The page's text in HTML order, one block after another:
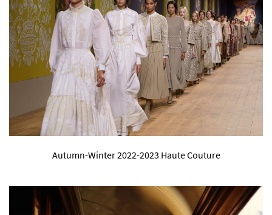
Autumn-Winter 2022-2023 Haute Couture